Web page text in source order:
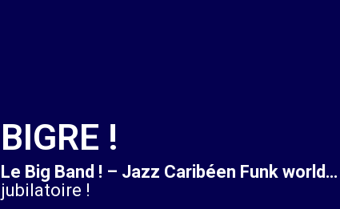
BIGRE !
Le Big Band ! – Jazz Caribéen Funk world…
jubilatoire !